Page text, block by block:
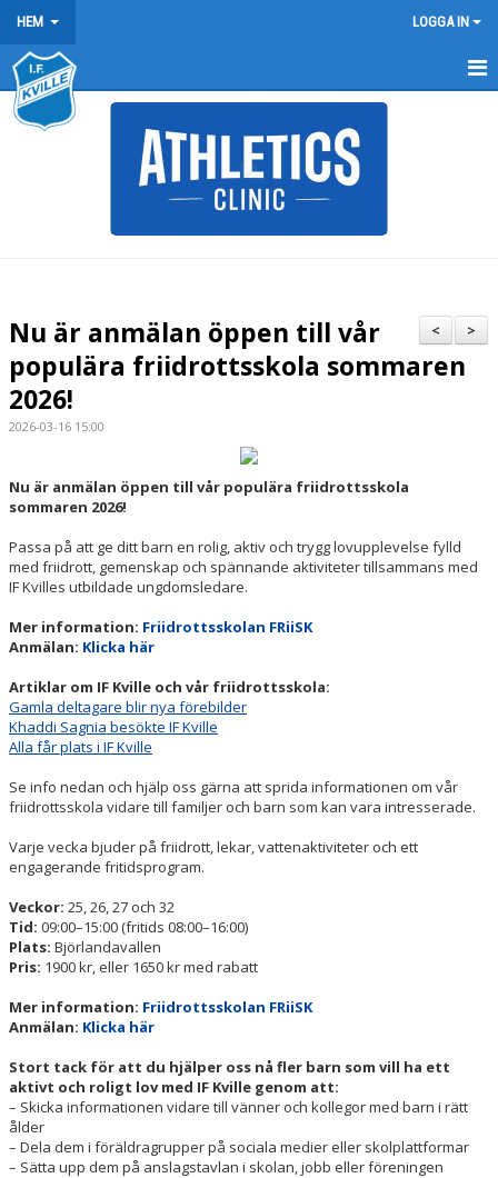
HEM LOGGA IN
HEM
ARRANGEMANG
KLUBBREKORD
BOKNINGAR
>
<
Nu är anmälan öppen till vår
populära friidrottsskola sommaren
2026!
2026-03-16 15:00
Nu är anmälan öppen till vår populära friidrottsskola
sommaren 2026!
Passa på att ge ditt barn en rolig, aktiv och trygg lovupplevelse fylld
med friidrott, gemenskap och spännande aktiviteter tillsammans med
IF Kvilles utbildade ungdomsledare.
Mer information: Friidrottsskolan FRiiSK
Anmälan: Klicka här
Artiklar om IF Kville och vår friidrottsskola:
Gamla deltagare blir nya förebilder
Khaddi Sagnia besökte IF Kville
Alla får plats i IF Kville
Se info nedan och hjälp oss gärna att sprida informationen om vår
friidrottsskola vidare till familjer och barn som kan vara intresserade.
Varje vecka bjuder på friidrott, lekar, vattenaktiviteter och ett
engagerande fritidsprogram.
Veckor: 25, 26, 27 och 32
Tid: 09:00–15:00 (fritids 08:00–16:00)
Plats: Björlandavallen
Pris: 1900 kr, eller 1650 kr med rabatt
Mer information: Friidrottsskolan FRiiSK
Anmälan: Klicka här
Stort tack för att du hjälper oss nå fler barn som vill ha ett
aktivt och roligt lov med IF Kville genom att:
– Skicka informationen vidare till vänner och kollegor med barn i rätt
ålder
– Dela dem i föräldragrupper på sociala medier eller skolplattformar
– Sätta upp dem på anslagstavlan i skolan, jobb eller föreningen